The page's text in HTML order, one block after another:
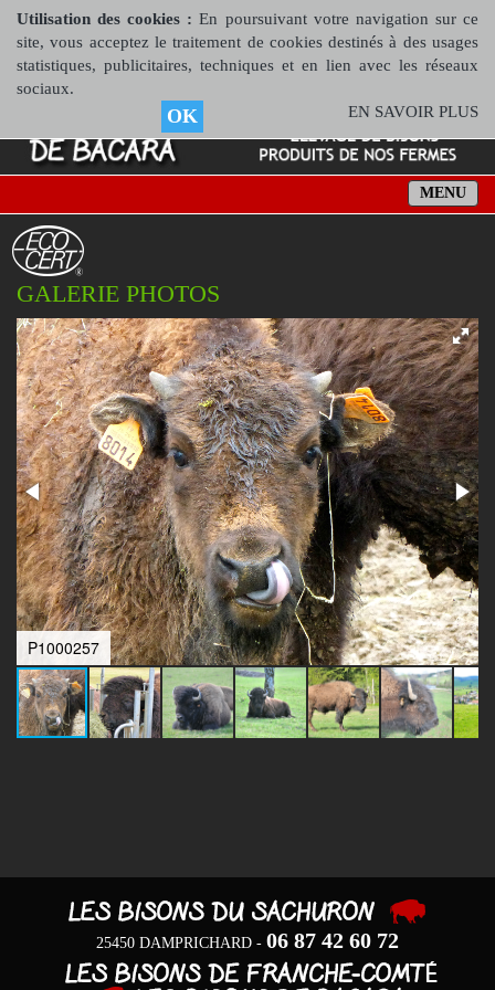
Utilisation des cookies :En poursuivant votre navigation sur ce
site, vous acceptez le traitement de cookies destinés à des usages
statistiques, publicitaires, techniques et en lien avec les réseaux
sociaux.
OK EN SAVOIR PLUS
MENU
GALERIE PHOTOS
P1000257
25450 DAMPRICHARD - 06 87 42 60 72